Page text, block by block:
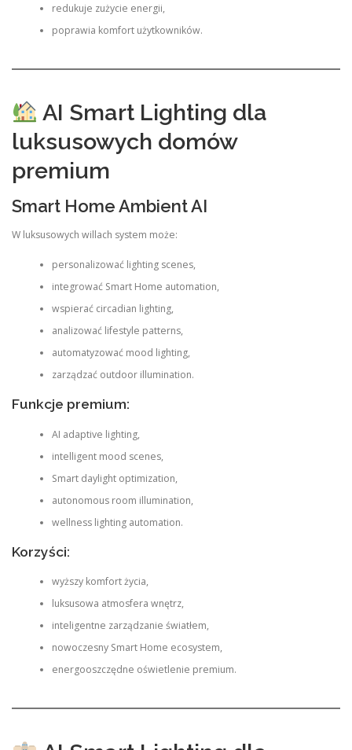
redukuje zużycie energii,
poprawia komfort użytkowników.
AI Smart Lighting dla
luksusowych domów
premium
Smart Home Ambient AI
W luksusowych willach system może:
personalizować lighting scenes,
integrować Smart Home automation,
wspierać circadian lighting,
analizować lifestyle patterns,
automatyzować mood lighting,
zarządzać outdoor illumination.
Funkcje premium:
AI adaptive lighting,
intelligent mood scenes,
Smart daylight optimization,
autonomous room illumination,
wellness lighting automation.
Korzyści:
wyższy komfort życia,
luksusowa atmosfera wnętrz,
inteligentne zarządzanie światłem,
nowoczesny Smart Home ecosystem,
energooszczędne oświetlenie premium.